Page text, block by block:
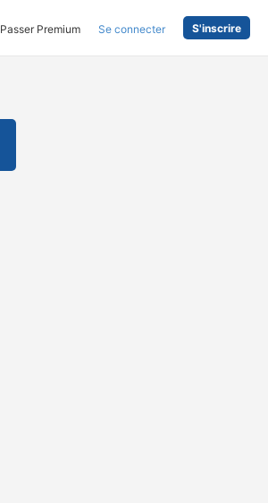
Passer Premium Se connecter S'inscrire